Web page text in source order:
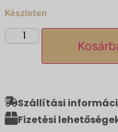
Készleten
Szállítási
Fizetési